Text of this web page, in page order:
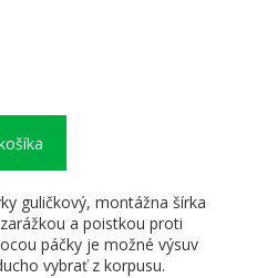
guličkový, montážna šírka
a poistkou proti
páčky je možné výsuv
vybrať z korpusu.